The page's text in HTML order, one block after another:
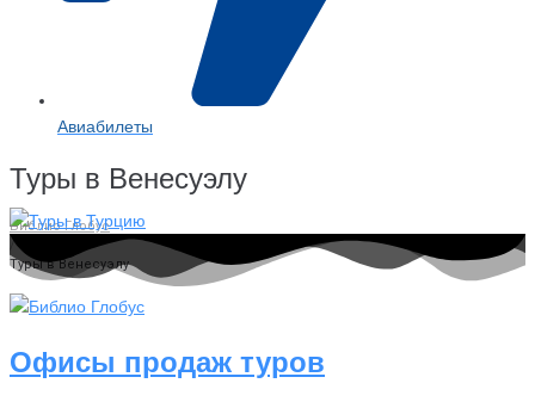
Авиабилеты
Туры в Венесуэлу
Библио Глобус
/
Туры в Венесуэлу
Офисы продаж туров